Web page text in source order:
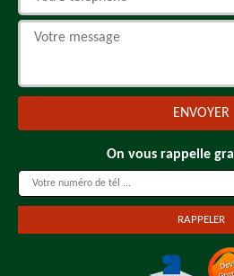
On vous rappelle